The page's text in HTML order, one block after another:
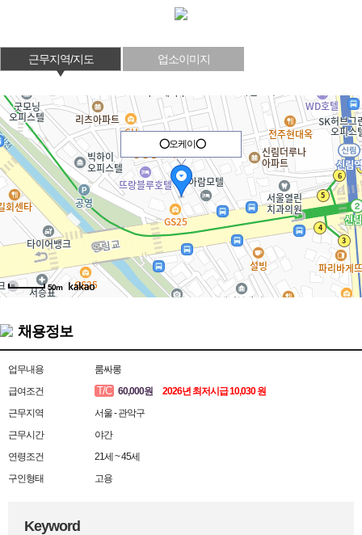
근무지역/지도 업소이미지
⭕오케이⭕
50m
채용정보
업무내용
룸싸롱
급여조건
T/C 60,000원
2026년 최저시급 10,030 원
근무지역
서울 - 관악구
근무시간
야간
연령조건
21세 ~ 45세
구인형태
고용
Keyword